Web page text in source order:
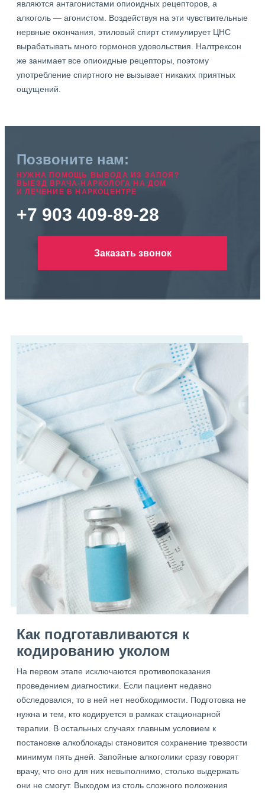
являются антагонистами опиоидных рецепторов, а
алкоголь — агонистом. Воздействуя на эти чувствительные
нервные окончания, этиловый спирт стимулирует ЦНС
вырабатывать много гормонов удовольствия. Налтрексон
же занимает все опиоидные рецепторы, поэтому
употребление спиртного не вызывает никаких приятных
ощущений.
Позвоните нам:
НУЖНА ПОМОЩЬ ВЫВОДА ИЗ ЗАПОЯ?
ВЫЕЗД ВРАЧА-НАРКОЛОГА НА ДОМ
И ЛЕЧЕНИЕ В НАРКОЦЕНТРЕ
+7 903 409-89-28
Заказать звонок
Как подготавливаются к
кодированию уколом
На первом этапе исключаются противопоказания
проведением диагностики. Если пациент недавно
обследовался, то в ней нет необходимости. Подготовка не
нужна и тем, кто кодируется в рамках стационарной
терапии. В остальных случаях главным условием к
постановке алкоблокады становится сохранение трезвости
минимум пять дней. Запойные алкоголики сразу говорят
врачу, что оно для них невыполнимо, столько выдержать
они не смогут. Выходом из столь сложного положения